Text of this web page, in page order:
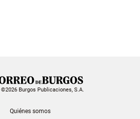
Burgos Publicaciones, S.A.
Quiénes somos